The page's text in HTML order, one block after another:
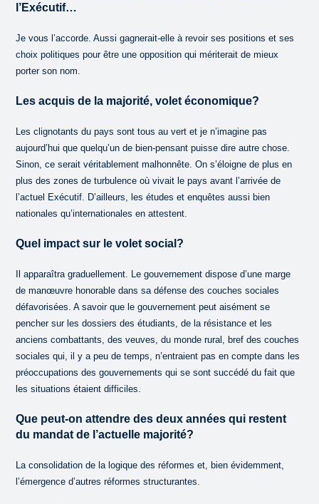
l’Exécutif…
Je vous l’accorde. Aussi gagnerait-elle à revoir ses positions et ses
choix politiques pour être une opposition qui mériterait de mieux
porter son nom.
Les acquis de la majorité, volet économique?
Les clignotants du pays sont tous au vert et je n’imagine pas
aujourd’hui que quelqu’un de bien-pensant puisse dire autre chose.
Sinon, ce serait véritablement malhonnête. On s’éloigne de plus en
plus des zones de turbulence où vivait le pays avant l’arrivée de
l’actuel Exécutif. D’ailleurs, les études et enquêtes aussi bien
nationales qu’internationales en attestent.
Quel impact sur le volet social?
Il apparaîtra graduellement. Le gouvernement dispose d’une marge
de manœuvre honorable dans sa défense des couches sociales
défavorisées. A savoir que le gouvernement peut aisément se
pencher sur les dossiers des étudiants, de la résistance et les
anciens combattants, des veuves, du monde rural, bref des couches
sociales qui, il y a peu de temps, n’entraient pas en compte dans les
préoccupations des gouvernements qui se sont succédé du fait que
les situations étaient difficiles.
Que peut-on attendre des deux années qui restent
du mandat de l’actuelle majorité?
La consolidation de la logique des réformes et, bien évidemment,
l’émergence d’autres réformes structurantes.